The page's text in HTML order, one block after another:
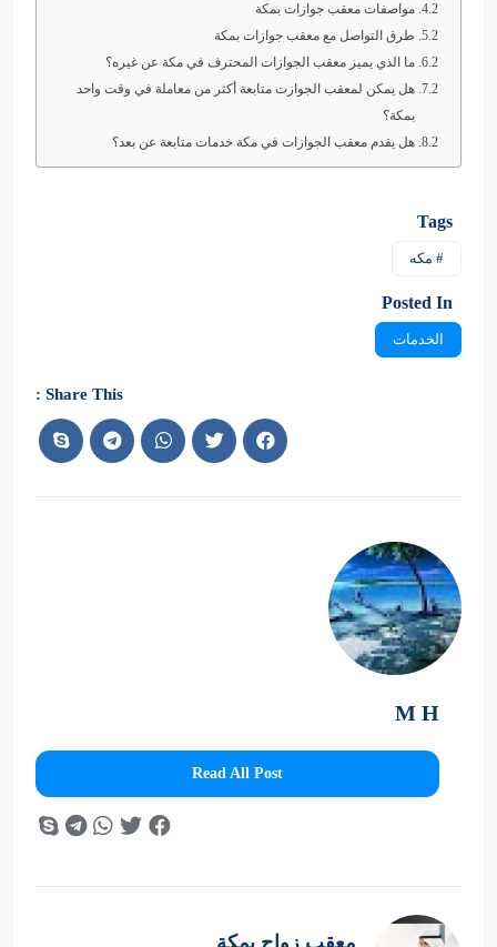
مواصفات معقب جوازات بمكة
طرق التواصل مع معقب جوازات بمكة
ما الذي يميز معقب الجوازات المحترف في مكة عن غيره؟
هل يمكن لمعقب الجوازت متابعة أكثر من معاملة في وقت واحد
بمكة؟
هل يقدم معقب الجوازات في مكة خدمات متابعة عن بعد؟
Tags
# مكه
Posted In
الخدمات
Share This :
M H
Read All Post